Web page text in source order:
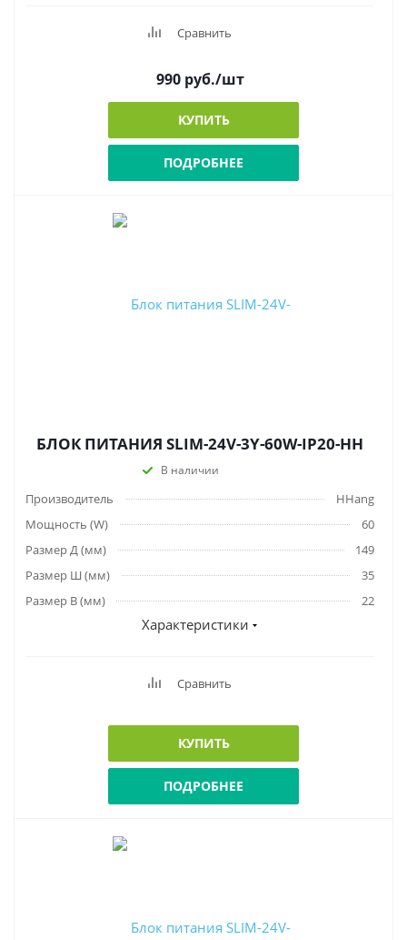
Сравнить
990 руб./шт
КУПИТЬ
ПОДРОБНЕЕ
БЛОК ПИТАНИЯ SLIM-24V-3Y-60W-IP20-HH
В наличии
Производитель
HHang
Мощность (W)
60
Размер Д (мм)
149
Размер Ш (мм)
35
Размер В (мм)
22
Характеристики
Сравнить
КУПИТЬ
ПОДРОБНЕЕ